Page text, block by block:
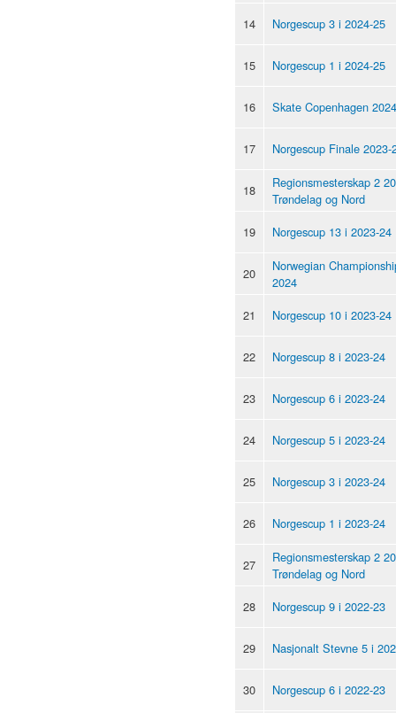
14 Norgescup 3 i 2024-25
15 Norgescup 1 i 2024-25
16 Skate Copenhagen 2024
17 Norgescup Finale 2023-
18
Regionsmesterskap 2
Trøndelag og Nord
19
Norgescup 13 i 2023-24
20
Norwegian
2024
21
Norgescup 10 i 2023-24
22 Norgescup 8 i 2023-24
23 Norgescup 6 i 2023-24
24 Norgescup 5 i 2023-24
25 Norgescup 3 i 2023-24
26 Norgescup 1 i 2023-24
27
Regionsmesterskap 2
Trøndelag og Nord
28
Norgescup 9 i 2022-23
29 Nasjonalt Stevne 5 i
30 Norgescup 6 i 2022-23